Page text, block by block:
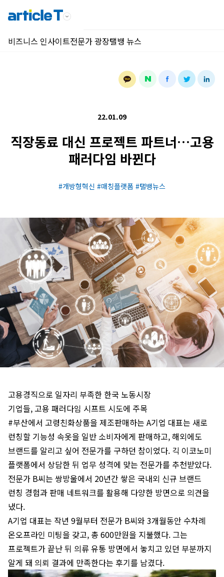
비즈니스 인사이트전문가 광장탤뱅 뉴스
22.01.09
직장동료 대신 프로젝트 파트너…고용
패러다임 바뀐다
개방형혁신 매칭플랫폼 탤뱅뉴스
고용경직으로 일자리 부족한 한국 노동시장
기업들, 고용 패러다임 시프트 시도에 주목
#부산에서 고령친화상품을 제조판매하는 A기업 대표는 새로
런칭할 기능성 속옷을 일반 소비자에게 판매하고, 해외에도
브랜드를 알리고 싶어 전문가를 구하던 참이었다. 긱 이코노미
플랫폼에서 상담한 뒤 업무 성격에 맞는 전문가를 추천받았다.
전문가 B씨는 쌍방울에서 20년간 쌓은 국내외 신규 브랜드
런칭 경험과 판매 네트워크를 활용해 다양한 방면으로 의견을
냈다.
A기업 대표는 작년 9월부터 전문가 B씨와 3개월동안 수차례
온오프라인 미팅을 갖고, 총 600만원을 지불했다. 그는
프로젝트가 끝난 뒤 의류 유통 방면에서 놓치고 있던 부분까지
알게 돼 의뢰 결과에 만족한다는 후기를 남겼다.